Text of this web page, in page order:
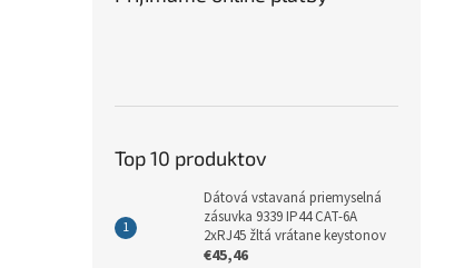
Top 10 produktov
Dátová vstavaná priemyselná
zásuvka 9339 IP44 CAT-6A
2xRJ45 žltá vrátane keystonov
€45,46